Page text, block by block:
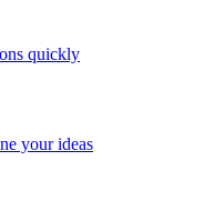
quickly
your ideas